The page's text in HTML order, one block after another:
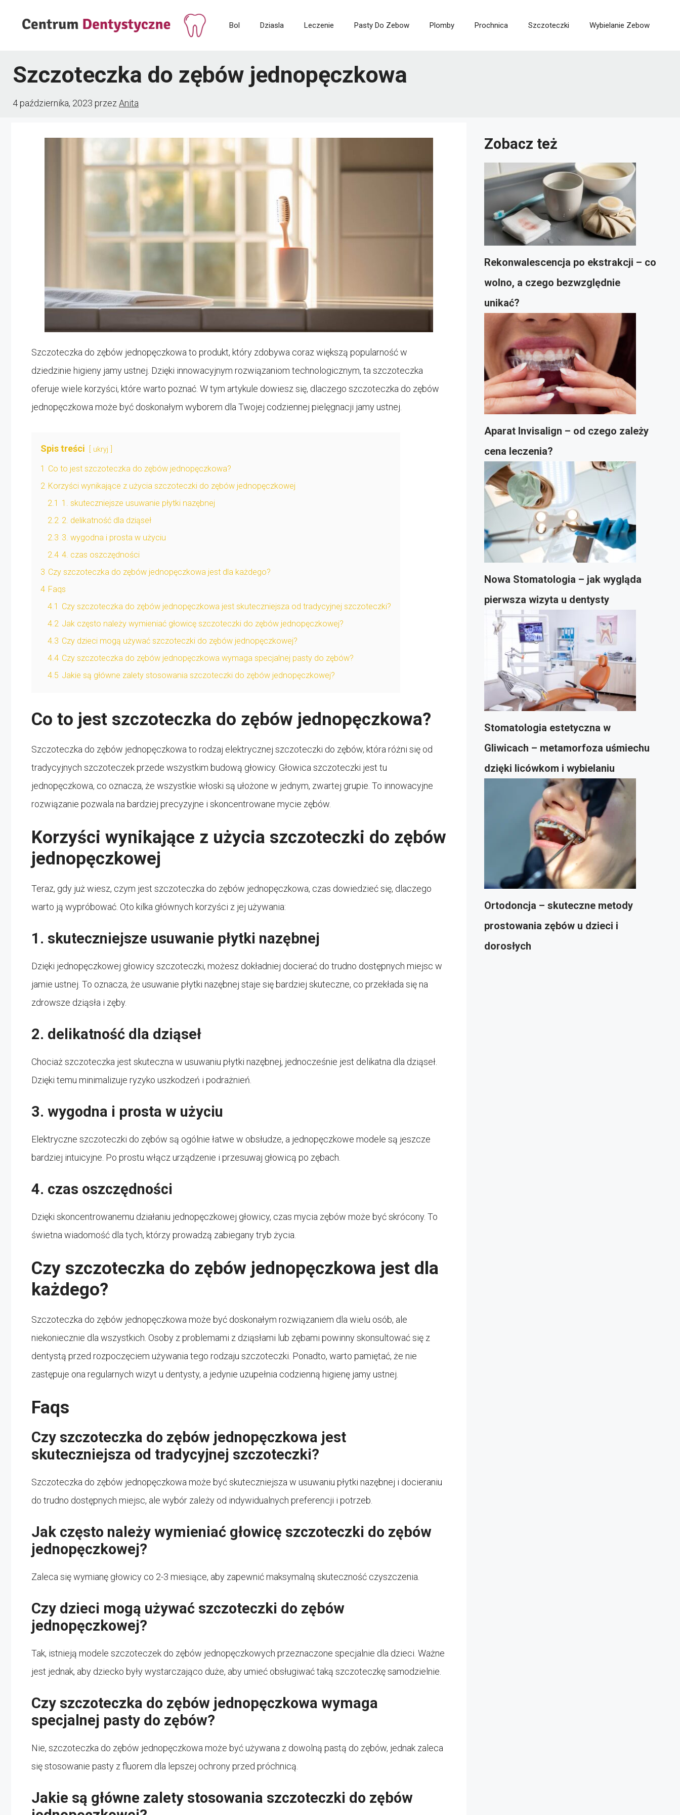
Bol Dziasla Leczenie Pasty Do Zebow Plomby Prochnica Szczoteczki Wybielanie Zebow
Szczoteczka do zębów jednopęczkowa
4 października, 2023 przez Anita
Szczoteczka do zębów jednopęczkowa to produkt, który zdobywa coraz większą popularność w
dziedzinie higieny jamy ustnej. Dzięki innowacyjnym rozwiązaniom technologicznym, ta szczoteczka
oferuje wiele korzyści, które warto poznać. W tym artykule dowiesz się, dlaczego szczoteczka do zębów
jednopęczkowa może być doskonałym wyborem dla Twojej codziennej pielęgnacji jamy ustnej.
Spis treści ukryj
1 Co to jest szczoteczka do zębów jednopęczkowa?
2 Korzyści wynikające z użycia szczoteczki do zębów jednopęczkowej
2.1 1. skuteczniejsze usuwanie płytki nazębnej
2.2 2. delikatność dla dziąseł
2.3 3. wygodna i prosta w użyciu
2.4 4. czas oszczędności
3 Czy szczoteczka do zębów jednopęczkowa jest dla każdego?
4 Faqs
4.1 Czy szczoteczka do zębów jednopęczkowa jest skuteczniejsza od tradycyjnej szczoteczki?
4.2 Jak często należy wymieniać głowicę szczoteczki do zębów jednopęczkowej?
4.3 Czy dzieci mogą używać szczoteczki do zębów jednopęczkowej?
4.4 Czy szczoteczka do zębów jednopęczkowa wymaga specjalnej pasty do zębów?
4.5 Jakie są główne zalety stosowania szczoteczki do zębów jednopęczkowej?
Co to jest szczoteczka do zębów jednopęczkowa?
Szczoteczka do zębów jednopęczkowa to rodzaj elektrycznej szczoteczki do zębów, która różni się od
tradycyjnych szczoteczek przede wszystkim budową głowicy. Głowica szczoteczki jest tu
jednopęczkowa, co oznacza, że wszystkie włoski są ułożone w jednym, zwartej grupie. To innowacyjne
rozwiązanie pozwala na bardziej precyzyjne i skoncentrowane mycie zębów.
Korzyści wynikające z użycia szczoteczki do zębów
jednopęczkowej
Teraz, gdy już wiesz, czym jest szczoteczka do zębów jednopęczkowa, czas dowiedzieć się, dlaczego
warto ją wypróbować. Oto kilka głównych korzyści z jej używania:
1. skuteczniejsze usuwanie płytki nazębnej
Dzięki jednopęczkowej głowicy szczoteczki, możesz dokładniej docierać do trudno dostępnych miejsc w
jamie ustnej. To oznacza, że usuwanie płytki nazębnej staje się bardziej skuteczne, co przekłada się na
zdrowsze dziąsła i zęby.
2. delikatność dla dziąseł
Chociaż szczoteczka jest skuteczna w usuwaniu płytki nazębnej, jednocześnie jest delikatna dla dziąseł.
Dzięki temu minimalizuje ryzyko uszkodzeń i podrażnień.
3. wygodna i prosta w użyciu
Elektryczne szczoteczki do zębów są ogólnie łatwe w obsłudze, a jednopęczkowe modele są jeszcze
bardziej intuicyjne. Po prostu włącz urządzenie i przesuwaj głowicą po zębach.
4. czas oszczędności
Dzięki skoncentrowanemu działaniu jednopęczkowej głowicy, czas mycia zębów może być skrócony. To
świetna wiadomość dla tych, którzy prowadzą zabiegany tryb życia.
Czy szczoteczka do zębów jednopęczkowa jest dla
każdego?
Szczoteczka do zębów jednopęczkowa może być doskonałym rozwiązaniem dla wielu osób, ale
niekoniecznie dla wszystkich. Osoby z problemami z dziąsłami lub zębami powinny skonsultować się z
dentystą przed rozpoczęciem używania tego rodzaju szczoteczki. Ponadto, warto pamiętać, że nie
zastępuje ona regularnych wizyt u dentysty, a jedynie uzupełnia codzienną higienę jamy ustnej.
Faqs
Czy szczoteczka do zębów jednopęczkowa jest
skuteczniejsza od tradycyjnej szczoteczki?
Szczoteczka do zębów jednopęczkowa może być skuteczniejsza w usuwaniu płytki nazębnej i docieraniu
do trudno dostępnych miejsc, ale wybór zależy od indywidualnych preferencji i potrzeb.
Jak często należy wymieniać głowicę szczoteczki do zębów
jednopęczkowej?
Zaleca się wymianę głowicy co 2-3 miesiące, aby zapewnić maksymalną skuteczność czyszczenia.
Czy dzieci mogą używać szczoteczki do zębów
jednopęczkowej?
Tak, istnieją modele szczoteczek do zębów jednopęczkowych przeznaczone specjalnie dla dzieci. Ważne
jest jednak, aby dziecko były wystarczająco duże, aby umieć obsługiwać taką szczoteczkę samodzielnie.
Czy szczoteczka do zębów jednopęczkowa wymaga
specjalnej pasty do zębów?
Nie, szczoteczka do zębów jednopęczkowa może być używana z dowolną pastą do zębów, jednak zaleca
się stosowanie pasty z fluorem dla lepszej ochrony przed próchnicą.
Jakie są główne zalety stosowania szczoteczki do zębów
Zobacz też
Rekonwalescencja po ekstrakcji – co
wolno, a czego bezwzględnie
unikać?
Aparat Invisalign – od czego zależy
cena leczenia?
Nowa Stomatologia – jak wygląda
pierwsza wizyta u dentysty
Stomatologia estetyczna w
Gliwicach – metamorfoza uśmiechu
dzięki licówkom i wybielaniu
Ortodoncja – skuteczne metody
prostowania zębów u dzieci i
dorosłych